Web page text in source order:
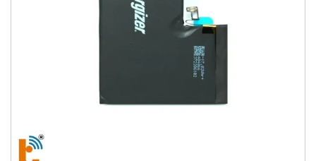
Pin Oppo
Thay vỏ